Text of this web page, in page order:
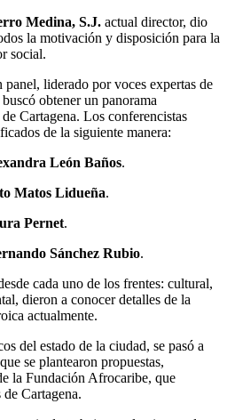
Medina, S.J. actual director, dio
la motivación y disposición para la
social.
liderado por voces expertas de
obtener un panorama
Cartagena. Los conferencistas
de la siguiente manera:
León Baños.
Matos Lidueña.
Pernet.
Sánchez Rubio.
cada uno de los frentes: cultural,
dieron a conocer detalles de la
actualmente.
del estado de la ciudad, se pasó a
se plantearon propuestas,
la Fundación Afrocaribe, que
de Cartagena.